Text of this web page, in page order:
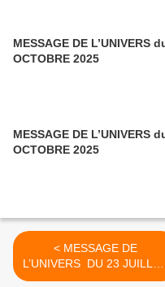
MESSAGE DE L’UNIVERS
OCTOBRE 2025
MESSAGE DE L’UNIVERS
OCTOBRE 2025
< MESSAGE DE
L’UNIVERS DU 23 JUILLET
2020